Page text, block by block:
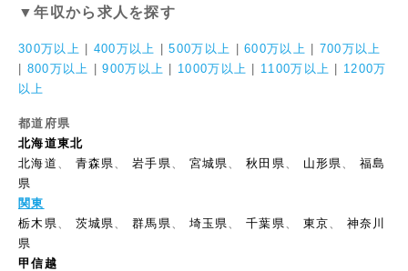
▼年収から求人を探す
300万以上 400万以上 |500万以上 |600万以上
700万以上
800万以上 |900万以上 1000万以上 1100万以上
1200万
以上
都道府県
北海道東北
北海道
青森県 、岩手県 宮城県 、秋田県 山形県 、福島
県
関東
栃木県
茨城県 、群馬県 埼玉県 、千葉県 東京
神奈川
県
甲信越